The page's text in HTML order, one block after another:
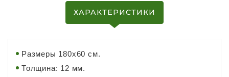
ХАРАКТЕРИСТИКИ
Размеры 180х60 см.
Толщина: 12 мм.